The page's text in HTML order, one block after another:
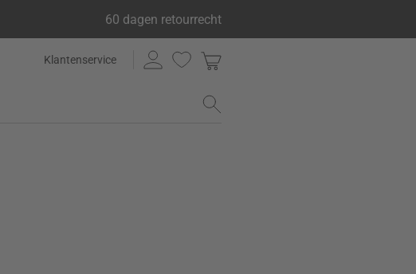
60 dagen retourrecht
Klantenservice